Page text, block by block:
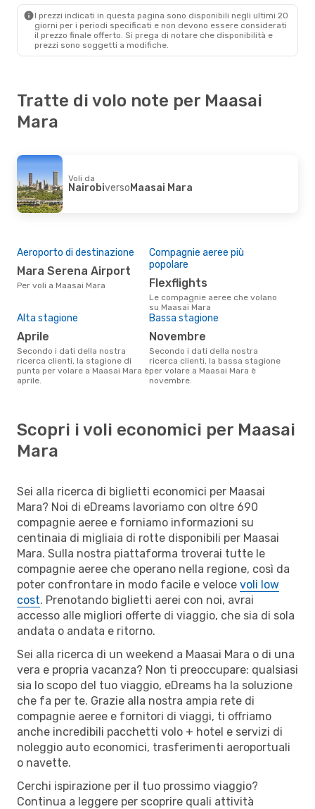
I prezzi indicati in questa pagina sono disponibili negli ultimi 20
giorni per i periodi specificati e non devono essere considerati
il ​​prezzo finale offerto. Si prega di notare che disponibilità e
prezzi sono soggetti a modifiche.
Tratte di volo note per Maasai
Mara
Voli da
NairobiversoMaasai Mara
Aeroporto di destinazione
Mara Serena Airport
Per voli a Maasai Mara
Compagnie aeree più
popolare
Flexflights
Le compagnie aeree che volano
su Maasai Mara
Alta stagione
aprile
Secondo i dati della nostra
ricerca clienti, la stagione di
punta per volare a Maasai Mara è
aprile.
Bassa stagione
novembre
Secondo i dati della nostra
ricerca clienti, la bassa stagione
per volare a Maasai Mara è
novembre.
Scopri i voli economici per Maasai
Mara
Sei alla ricerca di biglietti economici per Maasai
Mara? Noi di eDreams lavoriamo con oltre 690
compagnie aeree e forniamo informazioni su
centinaia di migliaia di rotte disponibili per Maasai
Mara. Sulla nostra piattaforma troverai tutte le
compagnie aeree che operano nella regione, così da
poter confrontare in modo facile e veloce voli low
cost. Prenotando biglietti aerei con noi, avrai
accesso alle migliori offerte di viaggio, che sia di sola
andata o andata e ritorno.
Sei alla ricerca di un weekend a Maasai Mara o di una
vera e propria vacanza? Non ti preoccupare: qualsiasi
sia lo scopo del tuo viaggio, eDreams ha la soluzione
che fa per te. Grazie alla nostra ampia rete di
compagnie aeree e fornitori di viaggi, ti offriamo
anche incredibili pacchetti volo + hotel e servizi di
noleggio auto economici, trasferimenti aeroportuali
o navette.
Cerchi ispirazione per il tuo prossimo viaggio?
Continua a leggere per scoprire quali attività